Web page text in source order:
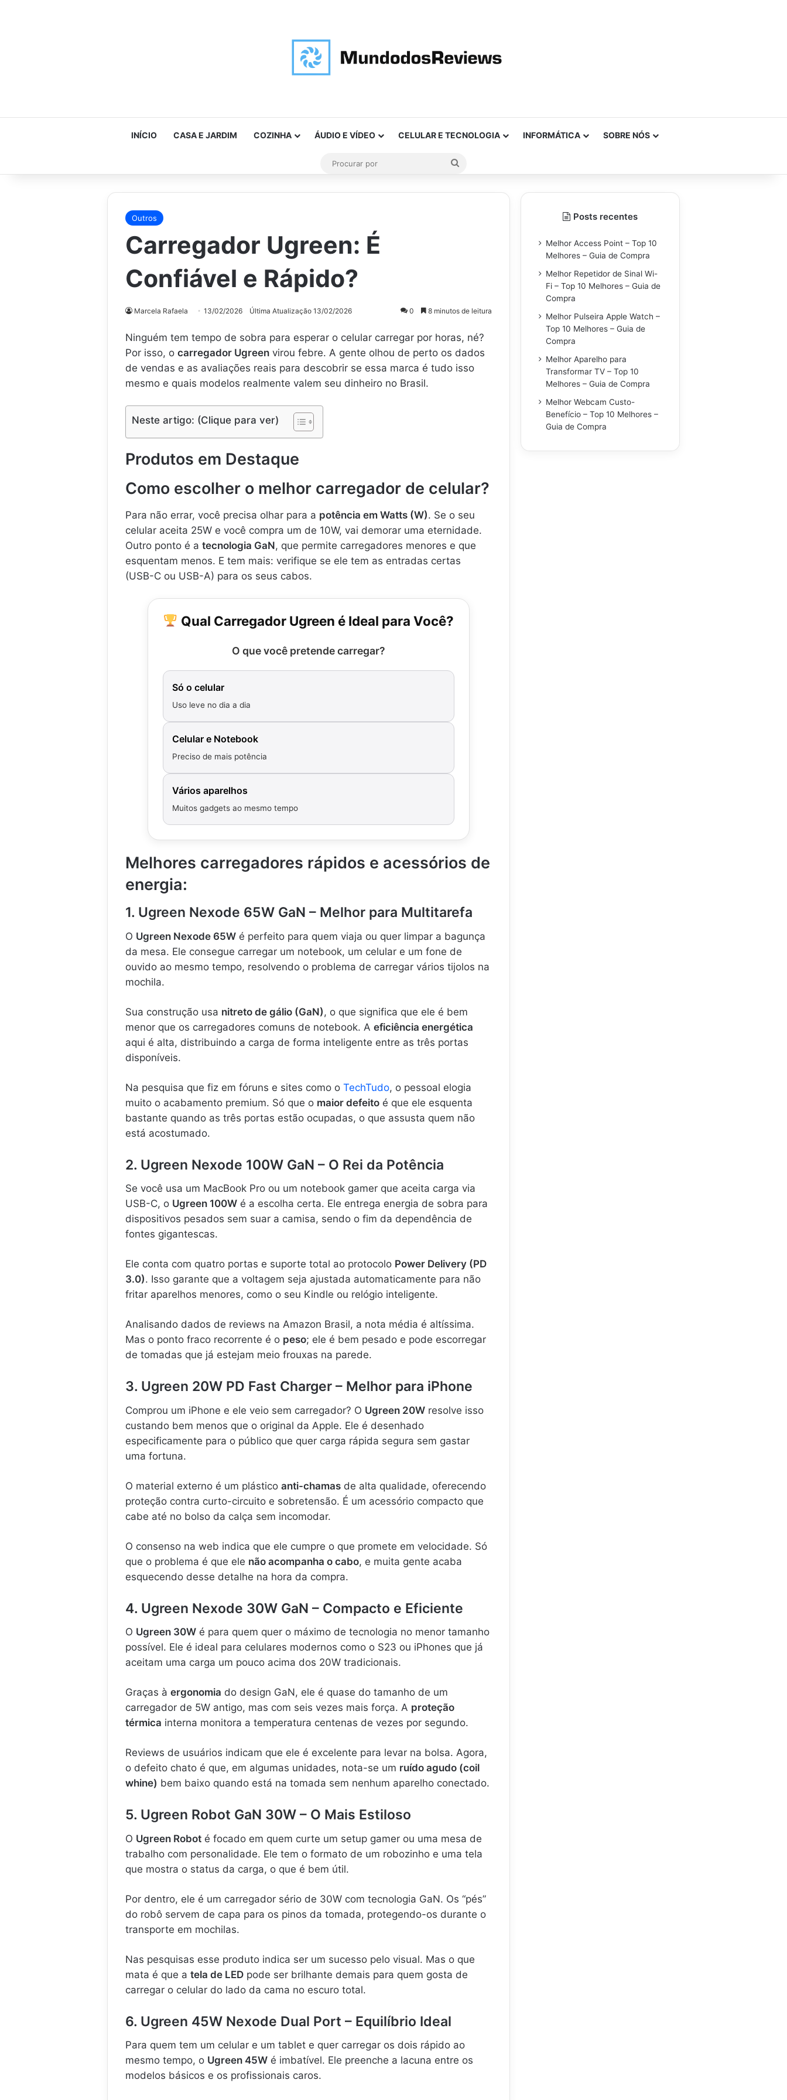
INÍCIO CASA E JARDIM COZINHA ÁUDIO E VÍDEO CELULAR E TECNOLOGIA INFORMÁTICA SOBRE NÓS
Outros
Carregador Ugreen: É
Confiável e Rápido?
Marcela Rafaela 13/02/2026 Última Atualização 13/02/2026 0 8 minutos de leitura
Ninguém tem tempo de sobra para esperar o celular carregar por horas, né?
Por isso, o carregador Ugreen virou febre. A gente olhou de perto os dados
de vendas e as avaliações reais para descobrir se essa marca é tudo isso
mesmo e quais modelos realmente valem seu dinheiro no Brasil.
Neste artigo: (Clique para ver)
Produtos em Destaque
Como escolher o melhor carregador de celular?
Para não errar, você precisa olhar para a potência em Watts (W). Se o seu
celular aceita 25W e você compra um de 10W, vai demorar uma eternidade.
Outro ponto é a tecnologia GaN, que permite carregadores menores e que
esquentam menos. E tem mais: verifique se ele tem as entradas certas
(USB-C ou USB-A) para os seus cabos.
Qual Carregador Ugreen é Ideal para Você?
O que você pretende carregar?
Só o celular
Uso leve no dia a dia
Celular e Notebook
Preciso de mais potência
Vários aparelhos
Muitos gadgets ao mesmo tempo
Melhores carregadores rápidos e acessórios de
energia:
1. Ugreen Nexode 65W GaN – Melhor para Multitarefa
O Ugreen Nexode 65W é perfeito para quem viaja ou quer limpar a bagunça
da mesa. Ele consegue carregar um notebook, um celular e um fone de
ouvido ao mesmo tempo, resolvendo o problema de carregar vários tijolos na
mochila.
Sua construção usa nitreto de gálio (GaN) , o que significa que ele é bem
menor que os carregadores comuns de notebook. A eficiência energética
aqui é alta, distribuindo a carga de forma inteligente entre as três portas
disponíveis.
Na pesquisa que fiz em fóruns e sites como o TechTudo, o pessoal elogia
muito o acabamento premium. Só que o maior defeito é que ele esquenta
bastante quando as três portas estão ocupadas, o que assusta quem não
está acostumado.
2. Ugreen Nexode 100W GaN – O Rei da Potência
Se você usa um MacBook Pro ou um notebook gamer que aceita carga via
USB-C, o Ugreen 100W é a escolha certa. Ele entrega energia de sobra para
dispositivos pesados sem suar a camisa, sendo o fim da dependência de
fontes gigantescas.
Ele conta com quatro portas e suporte total ao protocolo Power Delivery (PD
3.0). Isso garante que a voltagem seja ajustada automaticamente para não
fritar aparelhos menores, como o seu Kindle ou relógio inteligente.
Analisando dados de reviews na Amazon Brasil, a nota média é altíssima.
Mas o ponto fraco recorrente é o peso; ele é bem pesado e pode escorregar
de tomadas que já estejam meio frouxas na parede.
3. Ugreen 20W PD Fast Charger – Melhor para iPhone
Comprou um iPhone e ele veio sem carregador? O Ugreen 20W resolve isso
custando bem menos que o original da Apple. Ele é desenhado
especificamente para o público que quer carga rápida segura sem gastar
uma fortuna.
O material externo é um plástico anti-chamas de alta qualidade, oferecendo
proteção contra curto-circuito e sobretensão. É um acessório compacto que
cabe até no bolso da calça sem incomodar.
O consenso na web indica que ele cumpre o que promete em velocidade. Só
que o problema é que ele não acompanha o cabo, e muita gente acaba
esquecendo desse detalhe na hora da compra.
4. Ugreen Nexode 30W GaN – Compacto e Eficiente
O Ugreen 30W é para quem quer o máximo de tecnologia no menor tamanho
possível. Ele é ideal para celulares modernos como o S23 ou iPhones que já
aceitam uma carga um pouco acima dos 20W tradicionais.
Graças à ergonomia do design GaN, ele é quase do tamanho de um
carregador de 5W antigo, mas com seis vezes mais força. A proteção
térmica interna monitora a temperatura centenas de vezes por segundo.
Reviews de usuários indicam que ele é excelente para levar na bolsa. Agora,
o defeito chato é que, em algumas unidades, nota-se um ruído agudo (coil
whine) bem baixo quando está na tomada sem nenhum aparelho conectado.
5. Ugreen Robot GaN 30W – O Mais Estiloso
O Ugreen Robot é focado em quem curte um setup gamer ou uma mesa de
trabalho com personalidade. Ele tem o formato de um robozinho e uma tela
que mostra o status da carga, o que é bem útil.
Por dentro, ele é um carregador sério de 30W com tecnologia GaN. Os “pés”
do robô servem de capa para os pinos da tomada, protegendo-os durante o
transporte em mochilas.
Nas pesquisas esse produto indica ser um sucesso pelo visual. Mas o que
mata é que a tela de LED pode ser brilhante demais para quem gosta de
carregar o celular do lado da cama no escuro total.
6. Ugreen 45W Nexode Dual Port – Equilíbrio Ideal
Para quem tem um celular e um tablet e quer carregar os dois rápido ao
mesmo tempo, o Ugreen 45W é imbatível. Ele preenche a lacuna entre os
modelos básicos e os profissionais caros.
Posts recentes
Melhor Access Point – Top 10
Melhores – Guia de Compra
Melhor Repetidor de Sinal Wi-
Fi – Top 10 Melhores – Guia de
Compra
Melhor Pulseira Apple Watch –
Top 10 Melhores – Guia de
Compra
Melhor Aparelho para
Transformar TV – Top 10
Melhores – Guia de Compra
Melhor Webcam Custo-
Benefício – Top 10 Melhores –
Guia de Compra